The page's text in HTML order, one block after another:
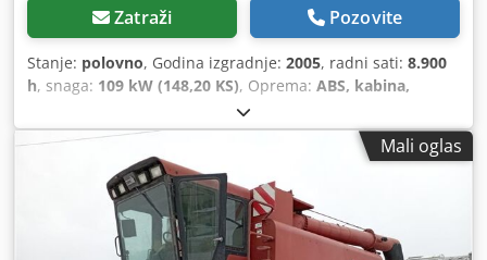
Zatraži Pozovite
Stanje: polovno, Godina izgradnje: 2005, radni sati: 8.900
h, snaga: 109 kW (148,20 KS), Oprema: ABS, kabina,
klima-uređaj, pogon na sve točkove
Mali oglas